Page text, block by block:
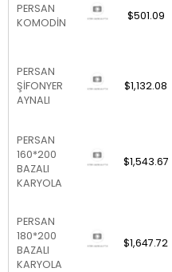
PERSAN
KOMODİN
$501.09
PERSAN
ŞİFONYER
AYNALI
$1,132.08
PERSAN
160*200
BAZALI
KARYOLA
$1,543.67
PERSAN
180*200
BAZALI
KARYOLA
$1,647.72